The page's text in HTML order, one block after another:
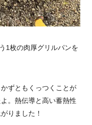
1枚の肉厚グリルパンを
ずともくっつくことが
。 熱伝導と高い蓄熱性
りました！